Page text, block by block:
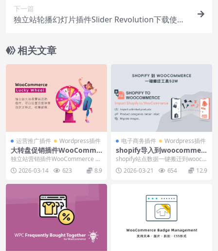
下一篇
独立站轮播幻灯片插件Slider Revolution下载使用
相关文章
运营推广插件 Wordpress插件
大转盘促销插件WooComme
rce Lucky Wheel下载安装使
独立站营销插件WooCommerce Lu
cky Wheel下载安装和使用视频教...
2026-03-14 623 8.9
电子商务插件 Wordpress插件
shopify导入到woocommerc
e插件s2w下载设置导入教程
shopify站点数据一键搬迁到wooco
mmerce，支持商品信息、店铺设
置、...2026-03-21 654 12.9